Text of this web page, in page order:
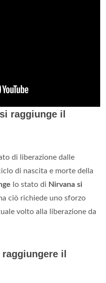
raggiunge il
di liberazione dalle
di nascita e morte della
lo stato di Nirvana si
ciò richiede uno sforzo
volto alla liberazione da
il